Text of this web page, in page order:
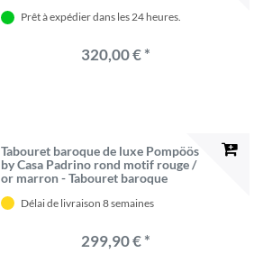
Glööckler
Prêt à expédier dans les 24 heures.
320,00 € *
Tabouret baroque de luxe Pompöös
by Casa Padrino rond motif rouge /
or marron - Tabouret baroque
Glööckler
Délai de livraison 8 semaines
299,90 € *